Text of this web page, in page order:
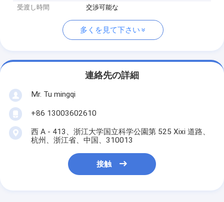
受渡し時間
交渉可能な
多くを見て下さい
連絡先の詳細
Mr. Tu mingqi
+86 13003602610
西 A - 413、浙江大学国立科学公園第 525 Xixi 道路、
杭州、浙江省、中国、310013
接触